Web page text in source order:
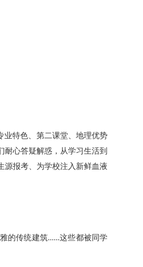
业特色、第二课堂、地理优势
心答疑解惑，从学习生活到
源报考、 为学校注入新鲜血液
的传统建筑......这些都被同学